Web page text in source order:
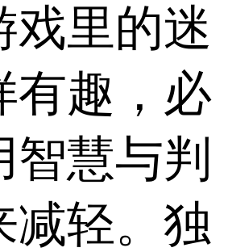
戏里的迷
有趣，必
智慧与判
减轻。独